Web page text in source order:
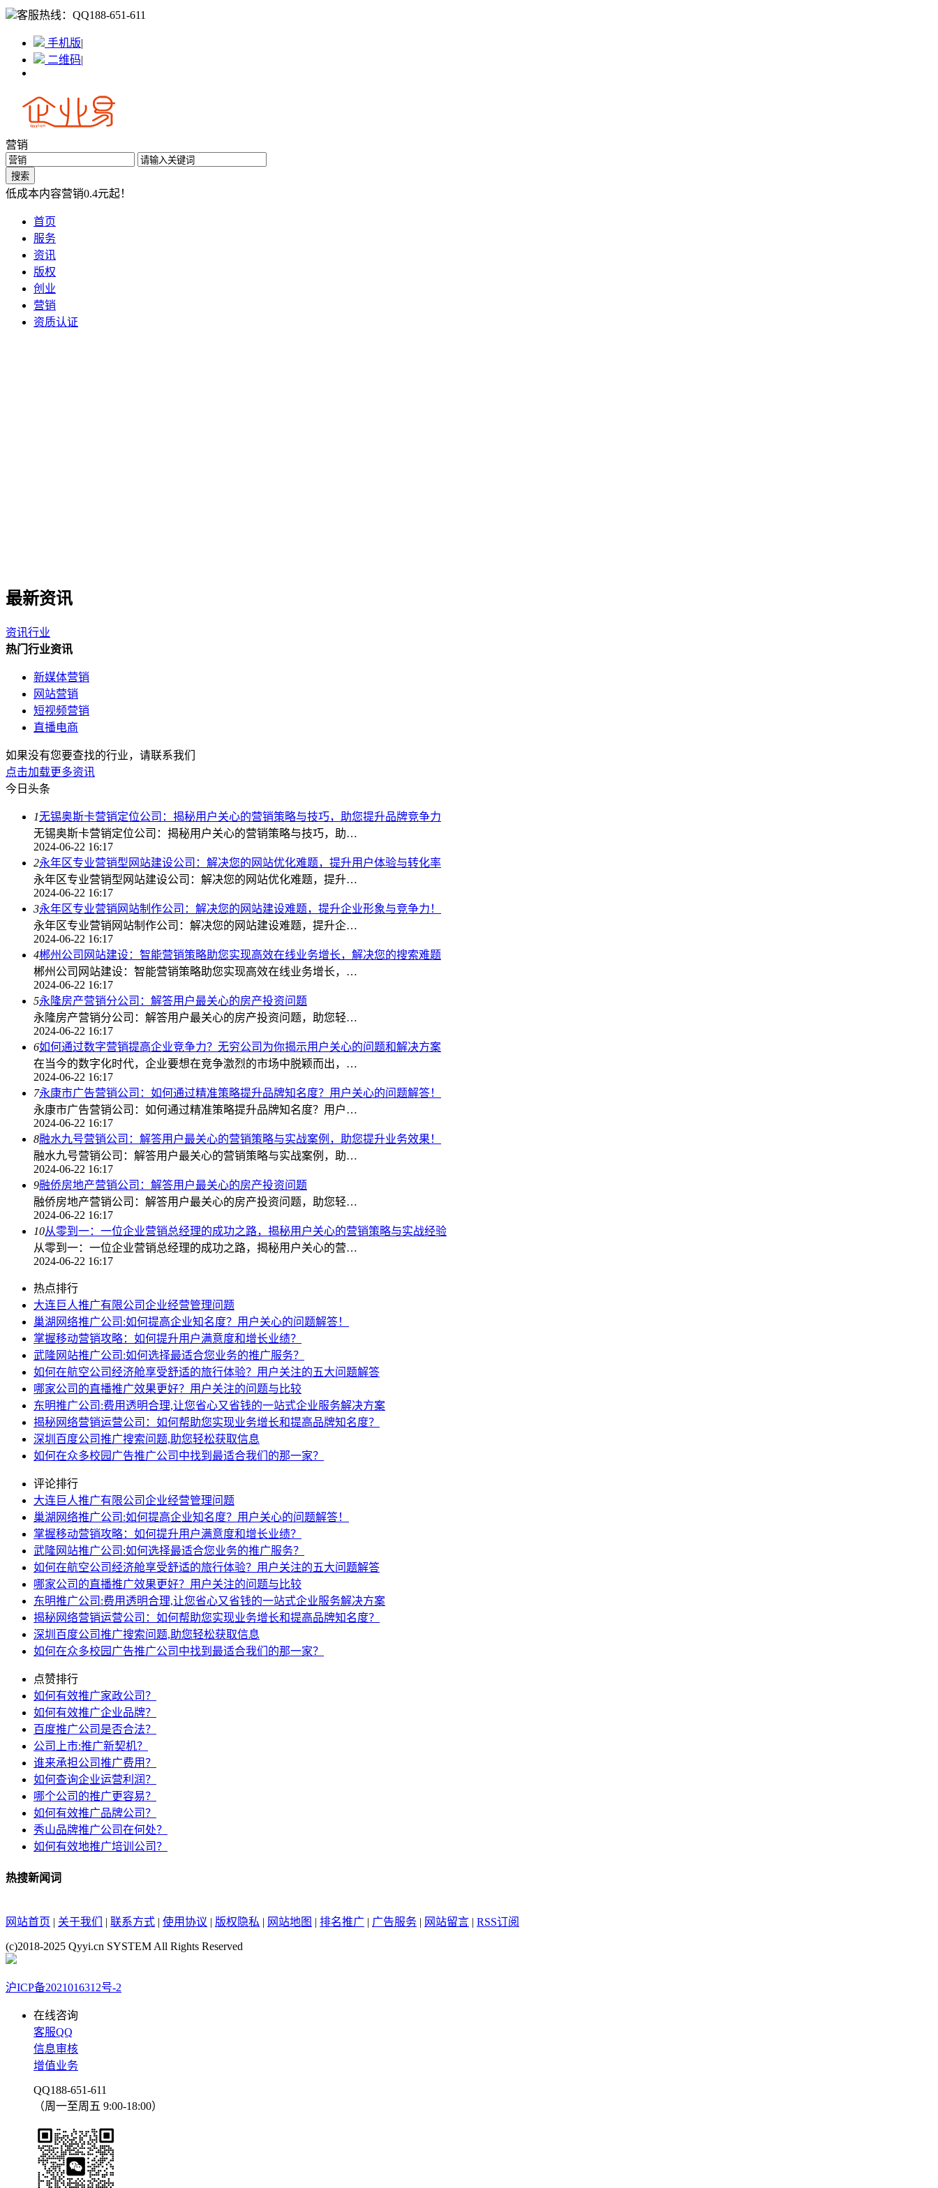
客服热线： QQ188-651-611
手机版|
二维码|
营销
低成本内容营销0.4元起！
首页
服务
资讯
版权
创业
营销
资质认证
最新资讯
资讯行业
热门行业资讯
新媒体营销
网站营销
短视频营销
直播电商
如果没有您要查找的行业，请联系我们
点击加载更多资讯
今日头条
1无锡奥斯卡营销定位公司：揭秘用户关心的营销策略与技巧，助您提升品牌竞争力
无锡奥斯卡营销定位公司：揭秘用户关心的营销策略与技巧，助…
2024-06-22 16:17
2永年区专业营销型网站建设公司：解决您的网站优化难题，提升用户体验与转化率
永年区专业营销型网站建设公司：解决您的网站优化难题，提升…
2024-06-22 16:17
3永年区专业营销网站制作公司：解决您的网站建设难题，提升企业形象与竞争力！
永年区专业营销网站制作公司：解决您的网站建设难题，提升企…
2024-06-22 16:17
4郴州公司网站建设：智能营销策略助您实现高效在线业务增长，解决您的搜索难题
郴州公司网站建设：智能营销策略助您实现高效在线业务增长，…
2024-06-22 16:17
5永隆房产营销分公司：解答用户最关心的房产投资问题
永隆房产营销分公司：解答用户最关心的房产投资问题，助您轻…
2024-06-22 16:17
6如何通过数字营销提高企业竞争力？无穷公司为你揭示用户关心的问题和解决方案
在当今的数字化时代，企业要想在竞争激烈的市场中脱颖而出，…
2024-06-22 16:17
7永康市广告营销公司：如何通过精准策略提升品牌知名度？用户关心的问题解答！
永康市广告营销公司：如何通过精准策略提升品牌知名度？用户…
2024-06-22 16:17
8融水九号营销公司：解答用户最关心的营销策略与实战案例，助您提升业务效果！
融水九号营销公司：解答用户最关心的营销策略与实战案例，助…
2024-06-22 16:17
9融侨房地产营销公司：解答用户最关心的房产投资问题
融侨房地产营销公司：解答用户最关心的房产投资问题，助您轻…
2024-06-22 16:17
10从零到一：一位企业营销总经理的成功之路，揭秘用户关心的营销策略与实战经验
从零到一：一位企业营销总经理的成功之路，揭秘用户关心的营…
2024-06-22 16:17
热点排行
大连巨人推广有限公司企业经营管理问题
巢湖网络推广公司:如何提高企业知名度？用户关心的问题解答！
掌握移动营销攻略：如何提升用户满意度和增长业绩？
武隆网站推广公司:如何选择最适合您业务的推广服务？
如何在航空公司经济舱享受舒适的旅行体验？用户关注的五大问题解答
哪家公司的直播推广效果更好？用户关注的问题与比较
东明推广公司:费用透明合理,让您省心又省钱的一站式企业服务解决方案
揭秘网络营销运营公司：如何帮助您实现业务增长和提高品牌知名度？
深圳百度公司推广搜索问题,助您轻松获取信息
如何在众多校园广告推广公司中找到最适合我们的那一家？
评论排行
大连巨人推广有限公司企业经营管理问题
巢湖网络推广公司:如何提高企业知名度？用户关心的问题解答！
掌握移动营销攻略：如何提升用户满意度和增长业绩？
武隆网站推广公司:如何选择最适合您业务的推广服务？
如何在航空公司经济舱享受舒适的旅行体验？用户关注的五大问题解答
哪家公司的直播推广效果更好？用户关注的问题与比较
东明推广公司:费用透明合理,让您省心又省钱的一站式企业服务解决方案
揭秘网络营销运营公司：如何帮助您实现业务增长和提高品牌知名度？
深圳百度公司推广搜索问题,助您轻松获取信息
如何在众多校园广告推广公司中找到最适合我们的那一家？
点赞排行
如何有效推广家政公司？
如何有效推广企业品牌？
百度推广公司是否合法？
公司上市:推广新契机？
谁来承担公司推广费用？
如何查询企业运营利润？
哪个公司的推广更容易？
如何有效推广品牌公司？
秀山品牌推广公司在何处？
如何有效地推广培训公司？
热搜新闻词
网站首页 | 关于我们 | 联系方式 | 使用协议 | 版权隐私 | 网站地图 | 排名推广 | 广告服务 | 网站留言 | RSS订阅
(c)2018-2025 Qyyi.cn SYSTEM All Rights Reserved
沪ICP备2021016312号-2
在线咨询
客服QQ
信息审核
增值业务
QQ188-651-611
（周一至周五 9:00-18:00）